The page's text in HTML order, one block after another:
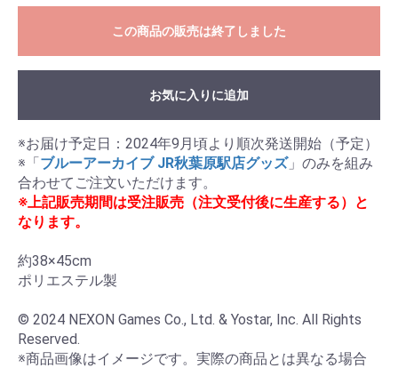
この商品の販売は終了しました
お気に入りに追加
※お届け予定日：2024年9月頃より順次発送開始（予定）
※「ブルーアーカイブ JR秋葉原駅店グッズ」のみを組み
※上記販売期間は受注販売（注文受付後に生産する）と
なります。
約38×45cm
ポリエステル製
© 2024 NEXON Games Co., Ltd. & Yostar, Inc. All Rights
Reserved.
※商品画像はイメージです。実際の商品とは異なる場合